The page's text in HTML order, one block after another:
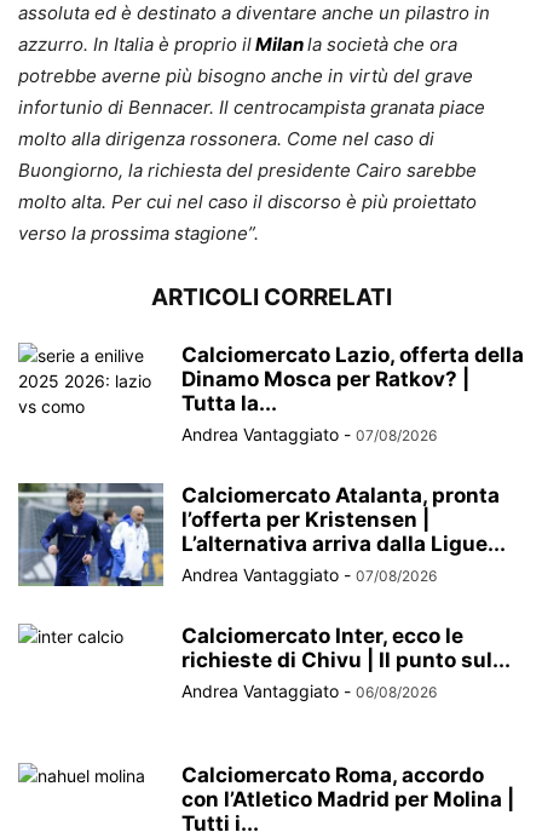
assoluta ed è destinato a diventare anche un pilastro in
azzurro. In Italia è proprio ilMilanla società che ora
potrebbe averne più bisogno anche in virtù del grave
infortunio di Bennacer. Il centrocampista granata piace
molto alla dirigenza rossonera. Come nel caso di
Buongiorno, la richiesta del presidente Cairo sarebbe
molto alta. Per cui nel caso il discorso è più proiettato
verso la prossima stagione”.
ARTICOLI CORRELATI
Calciomercato Lazio, offerta della
Dinamo Mosca per Ratkov? |
Tutta la...
Andrea Vantaggiato - 07/08/2026
Calciomercato Atalanta, pronta
l’offerta per Kristensen |
L’alternativa arriva dalla Ligue...
Andrea Vantaggiato - 07/08/2026
Calciomercato Inter, ecco le
richieste di Chivu | Il punto sul...
Andrea Vantaggiato - 06/08/2026
Calciomercato Roma, accordo
con l’Atletico Madrid per Molina |
Tutti i...